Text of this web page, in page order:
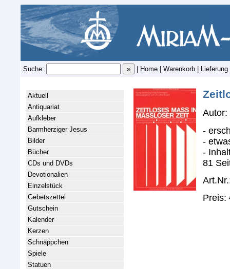
Suche: Home Warenkorb Lieferung
Aktuell
Antiquariat
Aufkleber
Barmherziger Jesus
Bilder
Bücher
CDs und DVDs
Devotionalien
Einzelstück
Gebetszettel
Gutschein
Kalender
Kerzen
Schnäppchen
Spiele
Statuen
Autor:
-
-
-
81